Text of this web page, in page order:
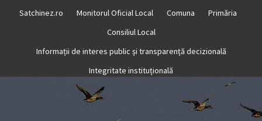
Satchinez.ro Monitorul Oficial Local Comuna
Primăria
Consiliul Local
Informații de interes public și transparență decizională
Integritate instituțională